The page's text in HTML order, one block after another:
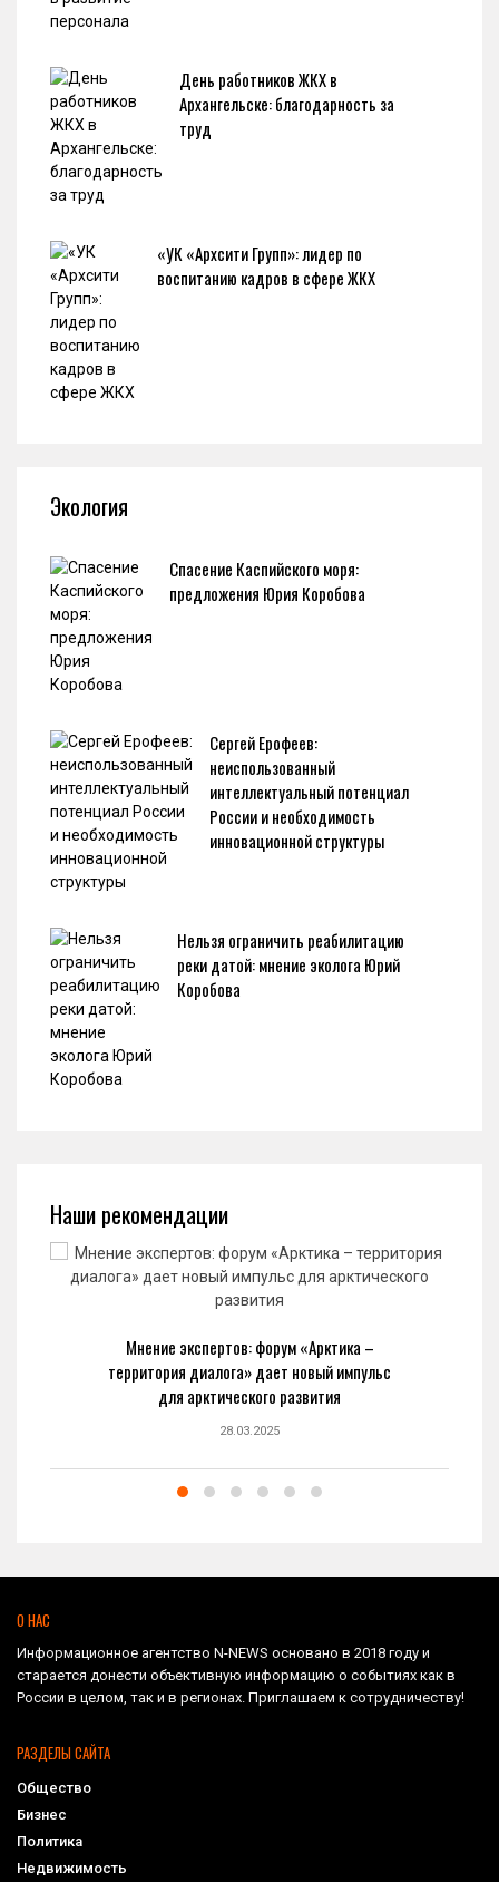
День работников ЖКХ в
Архангельске: благодарность за
труд
«УК «Архсити Групп»: лидер по
воспитанию кадров в сфере ЖКХ
Экология
Спасение Каспийского моря:
предложения Юрия Коробова
Сергей Ерофеев:
неиспользованный
интеллектуальный потенциал
России и необходимость
инновационной структуры
Нельзя ограничить реабилитацию
реки датой: мнение эколога Юрий
Коробова
Наши рекомендации
Мнение экспертов: форум «Арктика –
территория диалога» дает новый импульс
для арктического развития
28.03.2025
О НАС
Информационное агентство N-NEWS основано в 2018 году и
старается донести объективную информацию о событиях как в
России в целом, так и в регионах. Приглашаем к сотрудничеству!
РАЗДЕЛЫ САЙТА
Общество
Бизнес
Политика
Недвижимость